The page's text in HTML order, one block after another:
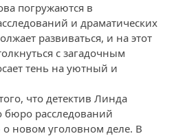
погружаются в
и драматических
развиваться, и на этот
с загадочным
тень на уютный и
что детектив Линда
бюро расследований
новом уголовном деле. В